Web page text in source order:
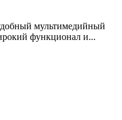
мультимедийный
функционал и...